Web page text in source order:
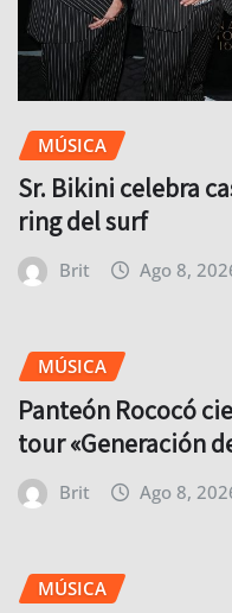
MÚSICA
Sr. Bikini celebra
ring del surf
Brit Ago 8,
MÚSICA
Panteón Rococó
tour «Generación
Brit Ago 8,
MÚSICA